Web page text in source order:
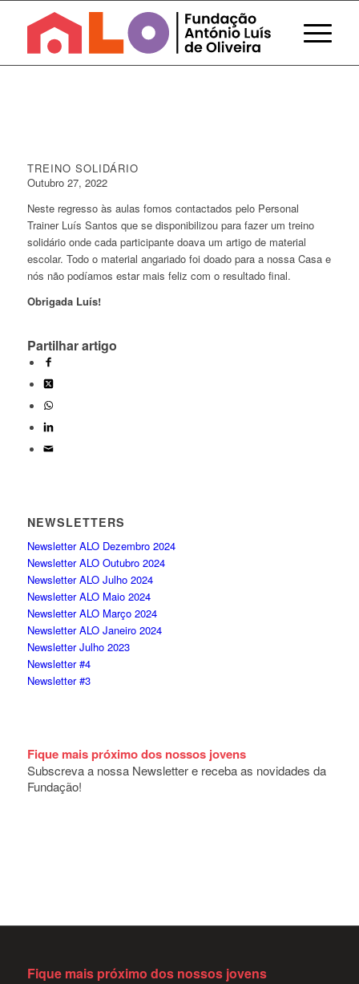
TREINO SOLIDÁRIO
Outubro 27, 2022
Neste regresso às aulas fomos contactados pelo Personal
Trainer Luís Santos que se disponibilizou para fazer um treino
solidário onde cada participante doava um artigo de material
escolar. Todo o material angariado foi doado para a nossa Casa e
nós não podíamos estar mais feliz com o resultado final.
Obrigada Luís!
Partilhar artigo
NEWSLETTERS
Newsletter ALO Dezembro 2024
Newsletter ALO Outubro 2024
Newsletter ALO Julho 2024
Newsletter ALO Maio 2024
Newsletter ALO Março 2024
Newsletter ALO Janeiro 2024
Newsletter Julho 2023
Newsletter #4
Newsletter #3
Fique mais próximo dos nossos jovens
Subscreva a nossa Newsletter e receba as novidades da
Fundação!
Fique mais próximo dos nossos jovens